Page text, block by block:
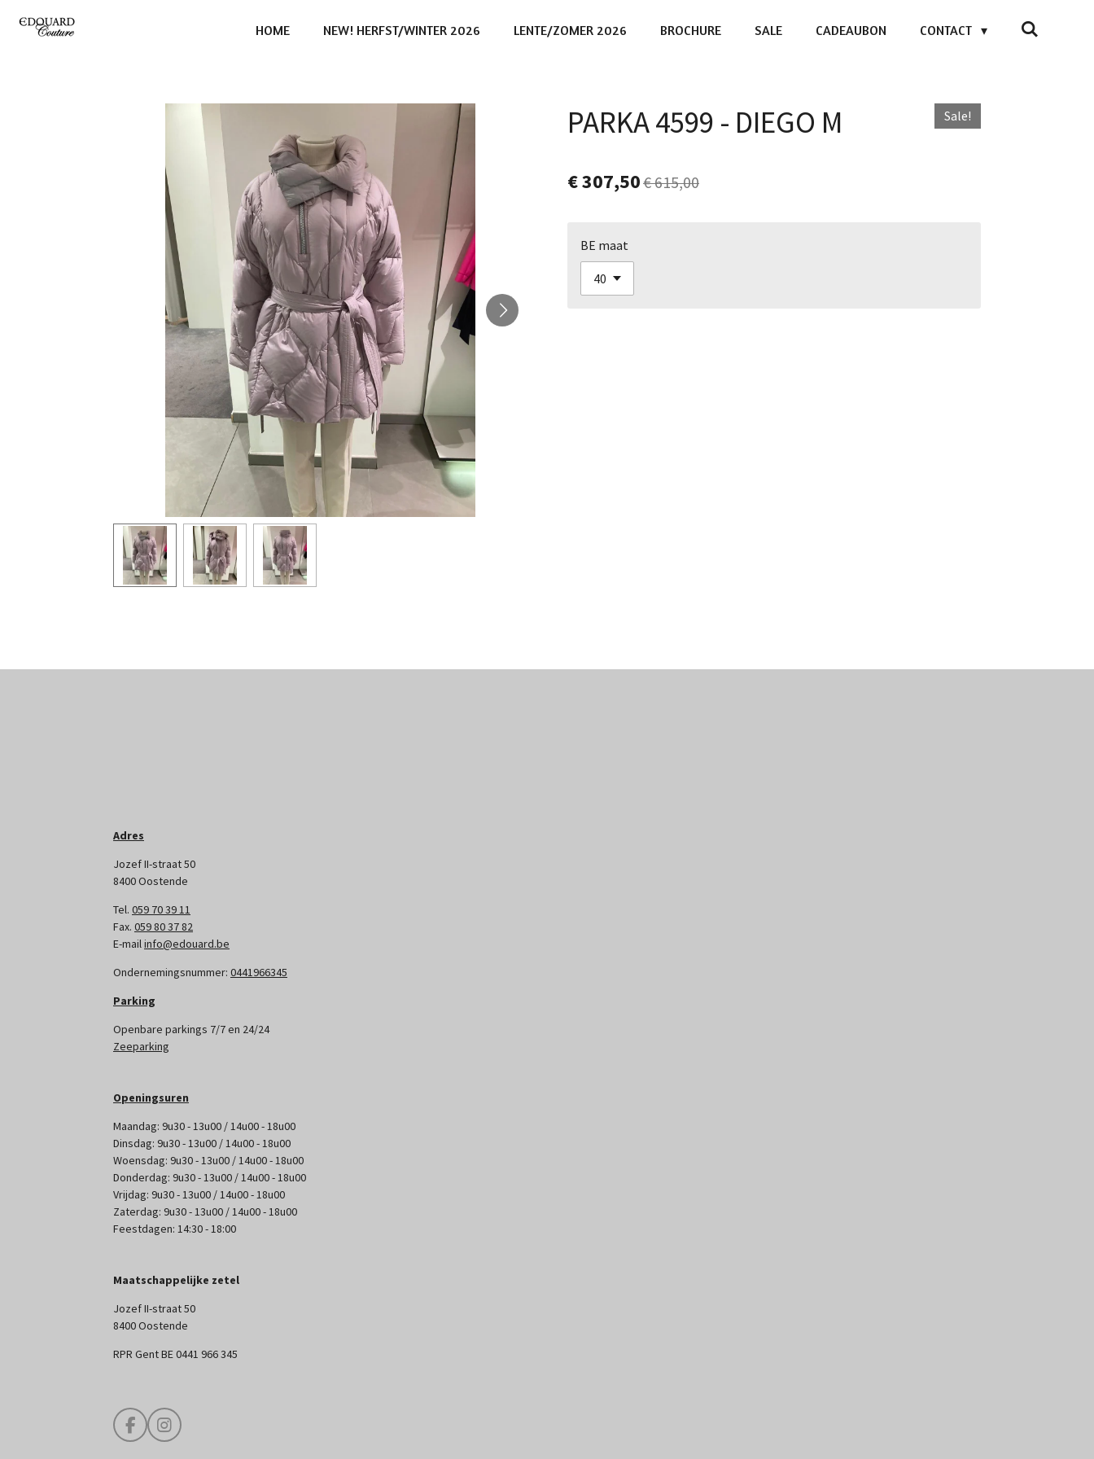
Ga
direct
HOME NEW! HERFST/WINTER 2026 LENTE/ZOMER 2026 BROCHURE SALE CADEAUBON CONTACT
PARKA 4599 - DIEGO M Sale!
€ 307,50€ 615,00
BE maat
Adres
Jozef II-straat 50
8400 Oostende
Tel. 059 70 39 11
Fax. 059 80 37 82
E-mailinfo@edouard.be
Ondernemingsnummer: 0441966345
Parking
Openbare parkings 7/7 en 24/24
Zeeparking
Openingsuren
Maandag: 9u30 - 13u00 / 14u00 - 18u00
Dinsdag: 9u30 - 13u00 / 14u00 - 18u00
Woensdag: 9u30 - 13u00 / 14u00 - 18u00
Donderdag: 9u30 - 13u00 / 14u00 - 18u00
Vrijdag: 9u30 - 13u00 / 14u00 - 18u00
Zaterdag: 9u30 - 13u00 / 14u00 - 18u00
Feestdagen: 14:30 - 18:00
Maatschappelijke zetel
Jozef II-straat 50
8400 Oostende
RPR Gent BE 0441 966 345
F
a
I
n